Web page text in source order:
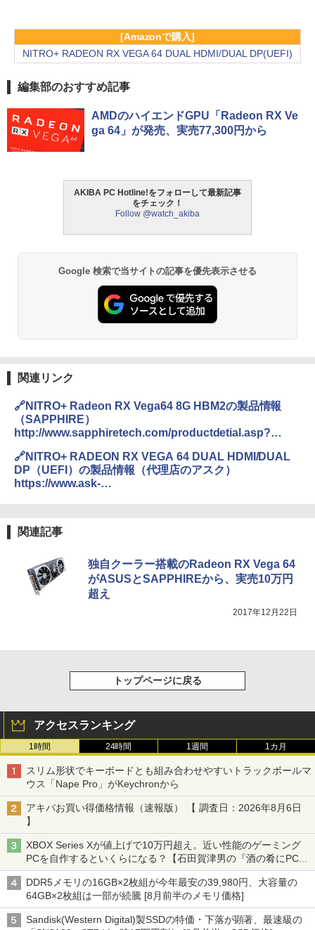
[Amazonで購入]
NITRO+ RADEON RX VEGA 64 DUAL HDMI/DUAL DP(UEFI)
編集部のおすすめ記事
AMDのハイエンドGPU「Radeon RX Ve
ga 64」が発売、実売77,300円から
AKIBA PC Hotline!をフォローして最新記事
をチェック！
Follow @watch_akiba
Google 検索で当サイトの記事を優先表示させる
関連リンク
🔗NITRO+ Radeon RX Vega64 8G HBM2の製品情報
（SAPPHIRE）
http://www.sapphiretech.com/productdetial.asp?
792B1F45CB4D&lang=eng
🔗NITRO+ RADEON RX VEGA 64 DUAL HDMI/DUAL
DP（UEFI）の製品情報（代理店のアスク）
https://www.ask-
hbm2.html
関連記事
独自クーラー搭載のRadeon RX Vega 64
がASUSとSAPPHIREから、実売10万円
超え
2017年12月22日
トップページに戻る
アクセスランキング
1時間 24時間 1週間 1カ月
スリム形状でキーボードとも組み合わせやすいトラックボールマ
ウス「Nape Pro」がKeychronから
アキバお買い得価格情報（速報版） 【 調査日：2026年8月6日
】
XBOX Series Xが値上げで10万円超え。近い性能のゲーミング
PCを自作するといくらになる？【石田賀津男の『酒の肴にPCゲ
ーム』】
DDR5メモリの16GB×2枚組が今年最安の39,980円、大容量の
64GB×2枚組は一部が続騰 [8月前半のメモリ価格]
Sandisk(Western Digital)製SSDの特価・下落が顕著、最速級の